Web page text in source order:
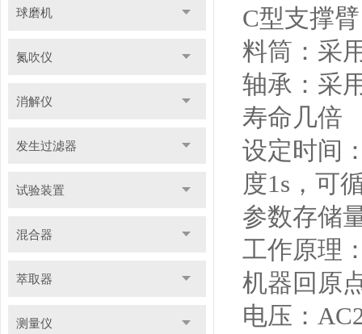
球磨机
氮吹仪
消解仪
发生过滤器
试验装置
混合器
萃取器
测量仪
C型支撑
料筒：采
轴承：采
寿命几倍
设定时间
度1s ， 可
参数存储
工作原理
机器回原
电压：